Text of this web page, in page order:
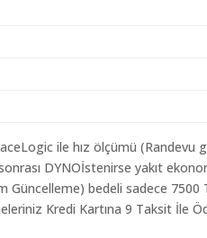
ile hız ölçümü (Randevu
DYNOİstenirse yakıt
Güncelleme) bedeli sadece
Kredi Kartına 9 Taksit İle